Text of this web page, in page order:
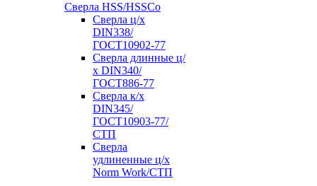
Сверла HSS/HSSCo
Сверла ц/х
DIN338/
ГОСТ10902-77
Сверла длинные ц/
х DIN340/
ГОСТ886-77
Сверла к/х
DIN345/
ГОСТ10903-77/
СТП
Сверла
удлиненные ц/х
Norm Work/СТП